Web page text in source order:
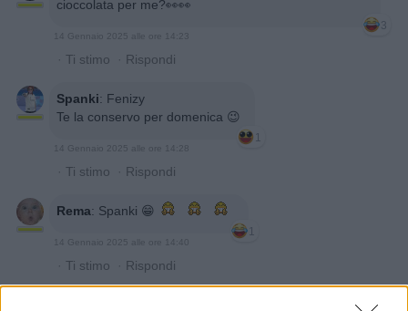
cioccolata per me?👀👀
3
14 Gennaio 2025 alle ore 14:23
· Ti stimo · Rispondi
Spanki: Fenizy
Te la conservo per domenica 😉
1
14 Gennaio 2025 alle ore 14:28
· Ti stimo · Rispondi
Rema: Spanki 😁
1
14 Gennaio 2025 alle ore 14:40
· Ti stimo · Rispondi